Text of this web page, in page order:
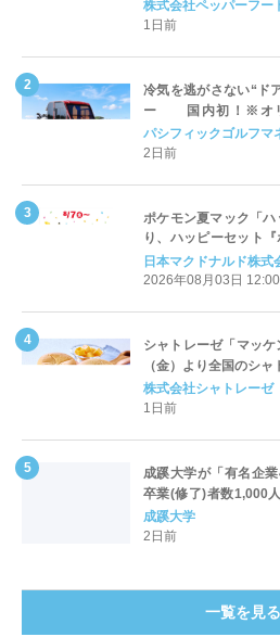
株式会社ペッパーフー
1日前
冷気を逃がさない“ド
ー 国内初！※オリ
Cart（エアコンカー
パシフィックゴルフマ
2日前
ポケモン夏マック「
り、ハッピーセット
定登場
日本マクドナルド株式
2026年08月03日 12:00
シャトレーゼ「マッ
（金）より全国のシ
株式会社シャトレーゼ
1日前
成蹊大学が「有名企
卒業(修了)者数1,000
全国第1位を獲得！
4.3pt）に伸長、東京
成蹊大学
2日前
一覧を見る